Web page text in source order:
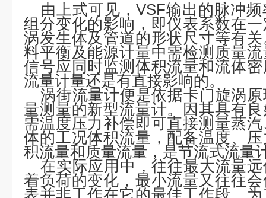
由上式可见，VSF输出的脉冲
组分变化的影响，即仪表系数在
涡发生体及管道的形状尺寸等有
料平衡及能源计量中需检测质量
信号应同时监测体积流量和流体
流量计量还是有直接影响的。
涡街流量计便是依据卡门旋涡
量测量的新型流量计。因其具有
需温度压力补偿即可直接测量蒸
体的工况体积流量，配备温度、
积流量和质量流量，是节流式流量
在实际应用中，往往最大流量
着负荷的变化，最小流量又往往
表并非工作在它的最佳工作段，